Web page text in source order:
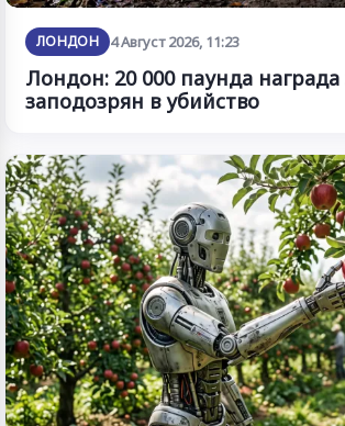
ЛОНДОН 4 Август 2026, 11:23
Лондон: 20 000 паунда награда
заподозрян в убийство